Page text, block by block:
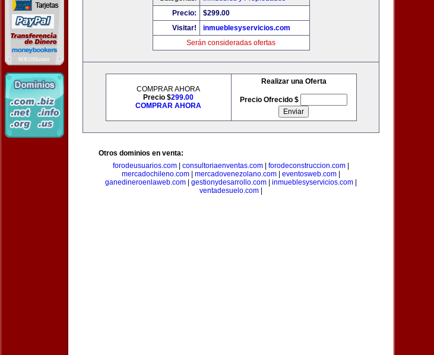
Precio:
$299.00
Visitar!
inmueblesyservicios.com
Serán consideradas ofertas
COMPRAR AHORA
Precio $299.00
COMPRAR AHORA
Realizar una Oferta
Precio Ofrecido $
Otros dominios en venta:
forodeusuarios.com
consultoriaenventas.com forodeconstruccion.com
mercadochileno.com
mercadovenezolano.com eventosweb.com
ganedineroenlaweb.com
gestionydesarrollo.com inmueblesyservicios.com
ventadesuelo.com